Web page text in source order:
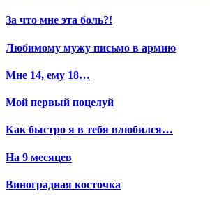
За что мне эта боль?!
Любимому мужу письмо в армию
Мне 14, ему 18…
Мой первый поцелуй
Как быстро я в тебя влюбился…
На 9 месяцев
Виноградная косточка